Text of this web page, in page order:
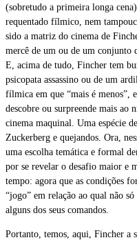
(sobretudo a primeira longa
requentado fílmico, nem
sido a matriz do cinema de
mercê de um ou de um conjunto
E, acima de tudo, Fincher tem
psicopata assassino ou de um
fílmica em que “mais é menos”,
descobre ou surpreende mais
cinema maquinal. Uma espécie
Zuckerberg e quejandos. Ora,
uma escolha temática e formal
por se revelar o desafio maior e
tempo: agora que as condições
“jogo” em relação ao qual não
alguns dos seus comandos.
Portanto, temos, aqui, Fincher a